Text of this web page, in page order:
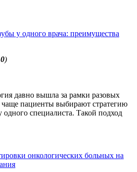
у одного врача: преимущества
0)
давно вышла за рамки разовых
пациенты выбирают стратегию
специалиста. Такой подход
онкологических больных на